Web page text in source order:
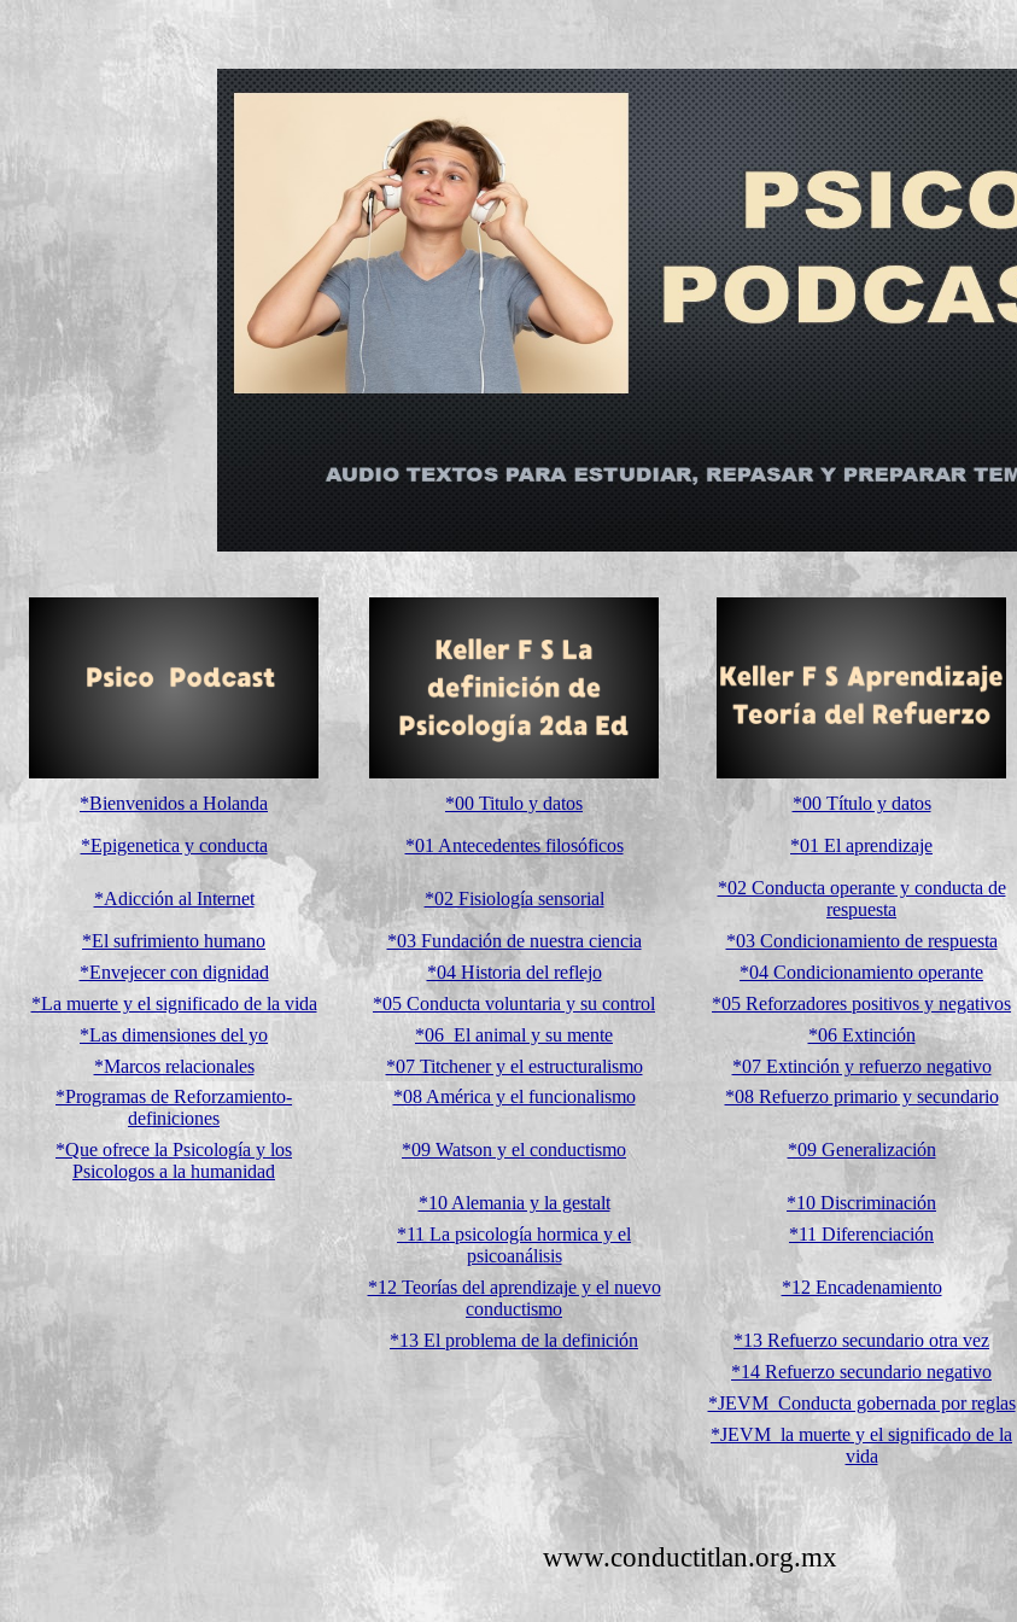
*Bienvenidos a Holanda *00 Titulo y datos *00 Título y datos
*Epigenetica y conducta *01 Antecedentes filosóficos *01 El aprendizaje
*Adicción al Internet *02 Fisiología sensorial
*02 Conducta operante y conducta de
respuesta
*El sufrimiento humano
*03 Fundación de nuestra ciencia *03 Condicionamiento de respuesta
*Envejecer con dignidad
*04 Historia del reflejo *04 Condicionamiento operante
*La muerte y el significado de la vida
*05 Conducta voluntaria y su control
*05 Reforzadores positivos y negativos
*Las dimensiones del yo
*06 El animal y su mente
*06 Extinción
*Marcos relacionales
*07 Titchener y el estructuralismo
*07 Extinción y refuerzo negativo
*Programas de Reforzamiento-
definiciones
*08 América y el funcionalismo *08 Refuerzo primario y secundario
*Que ofrece la Psicología y los
Psicologos a la humanidad
*09 Watson y el conductismo *09 Generalización
*10 Alemania y la gestalt
*10 Discriminación
*11 La psicología hormica y el
psicoanálisis
*11 Diferenciación
*12 Teorías del aprendizaje y el nuevo
conductismo
*12 Encadenamiento
*13 El problema de la definición
*13 Refuerzo secundario otra vez
*14 Refuerzo secundario negativo
*JEVM_Conducta gobernada por reglas
*JEVM_la muerte y el significado de la
vida
www.conductitlan.org.mx